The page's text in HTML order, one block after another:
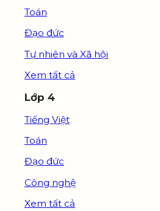
Toán
Đạo đức
Tự nhiên và Xã hội
Xem tất cả
Lớp 4
Tiếng Việt
Toán
Đạo đức
Công nghệ
Xem tất cả